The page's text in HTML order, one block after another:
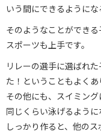
いう間にできるようにな
そのようなことができ
スポーツも上手です。
リレーの選手に選ばれ
た！ということもよくあ
その他にも、スイミン
同じくらい泳げるよう
しっかり作ると、他の